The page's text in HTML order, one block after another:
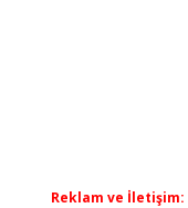
Reklam ve İletişim: